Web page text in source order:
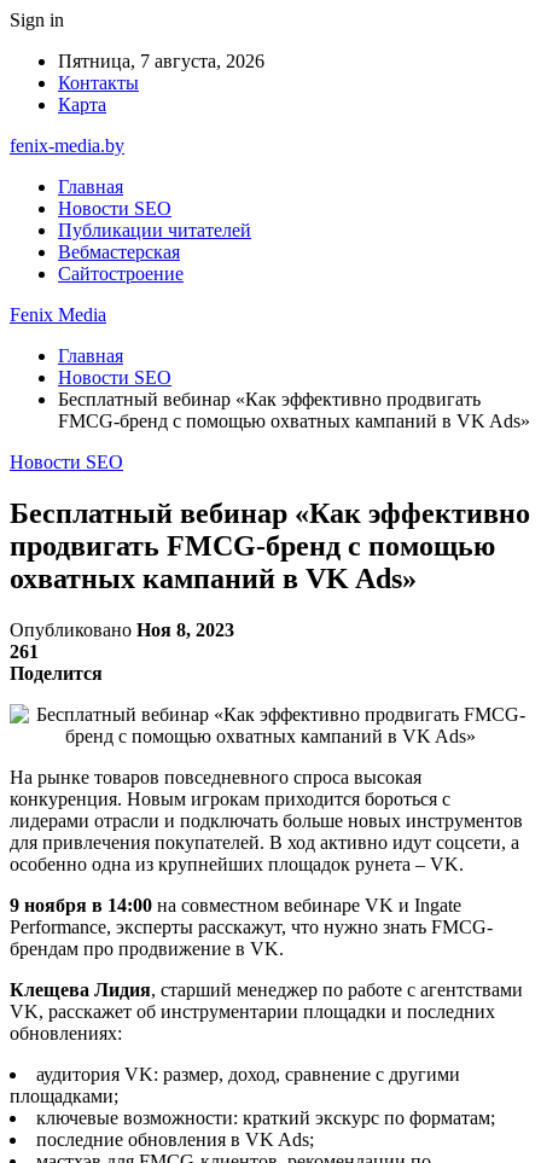
Sign in
Пятница, 7 августа, 2026
Контакты
Карта
fenix-media.by
Главная
Новости SEO
Публикации читателей
Вебмастерская
Сайтостроение
Fenix Media
Главная
Новости SEO
Бесплатный вебинар «Как эффективно продвигать
FMCG-бренд с помощью охватных кампаний в VK Ads»
Новости SEO
Бесплатный вебинар «Как эффективно
продвигать FMCG-бренд с помощью
охватных кампаний в VK Ads»
Опубликовано Ноя 8, 2023
261
Поделится
На рынке товаров повседневного спроса высокая
конкуренция. Новым игрокам приходится бороться с
лидерами отрасли и подключать больше новых инструментов
для привлечения покупателей. В ход активно идут соцсети, а
особенно одна из крупнейших площадок рунета – VK.
9 ноября в 14:00 на совместном вебинаре VK и Ingate
Performance, эксперты расскажут, что нужно знать FMCG-
брендам про продвижение в VK.
Клещева Лидия, старший менеджер по работе с агентствами
VK, расскажет об инструментарии площадки и последних
обновлениях:
аудитория VK: размер, доход, сравнение с другими
площадками;
ключевые возможности: краткий экскурс по форматам;
последние обновления в VK Ads;